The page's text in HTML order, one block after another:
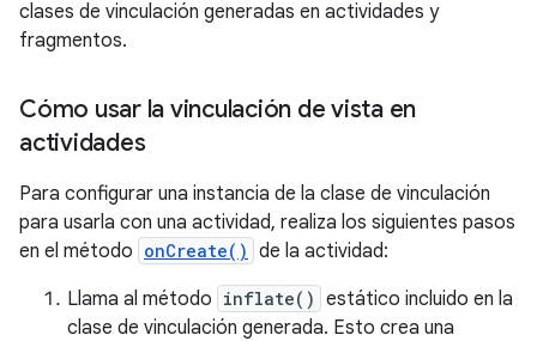
clases de vinculación generadas en actividades y
fragmentos.
Cómo usar la vinculación de vista en
actividades
Para configurar una instancia de la clase de vinculación
para usarla con una actividad, realiza los siguientes pasos
en el método onCreate() de la actividad:
Llama al método inflate() estático incluido en la
clase de vinculación generada. Esto crea una